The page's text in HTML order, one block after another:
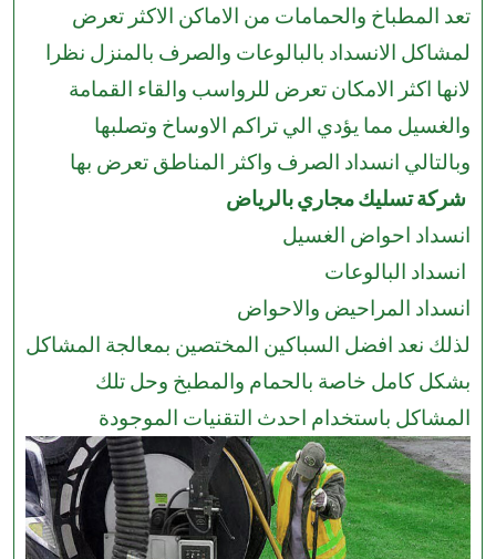
تعد المطباخ والحمامات من الاماكن الاكثر تعرض
لمشاكل الانسداد بالبالوعات والصرف بالمنزل نظرا
لانها اكثر الامكان تعرض للرواسب والقاء القمامة
والغسيل مما يؤدي الي تراكم الاوساخ وتصلبها
وبالتالي انسداد الصرف واكثر المناطق تعرض بها
شركة تسليك مجاري بالرياض
انسداد احواض الغسيل
انسداد المراحيض والاحواض
لذلك نعد افضل السباكين المختصين بمعالجة المشاكل
بشكل كامل خاصة بالحمام والمطبخ وحل تلك
المشاكل باستخدام احدث التقنيات الموجودة